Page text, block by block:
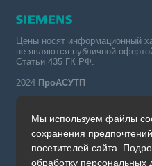
Мы используем файлы
сохранения
посетителей сайта.
обработку персональных
Цены носят информационный
не являются публичной
Статьи 435 ГК РФ.
2024 ПроАСУТП
Simatic в России тел.:
+7 (342) 273-82-09